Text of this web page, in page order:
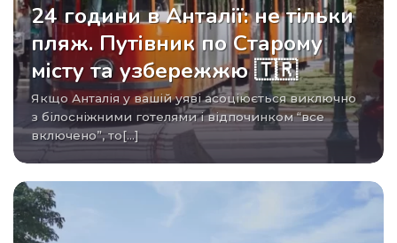
24 години в Анталії: не тільки
пляж. Путівник по Старому
місту та узбережжю 🇹🇷
Якщо Анталія у вашій уяві асоціюється виключно
з білосніжними готелями і відпочинком “все
включено”, то[...]